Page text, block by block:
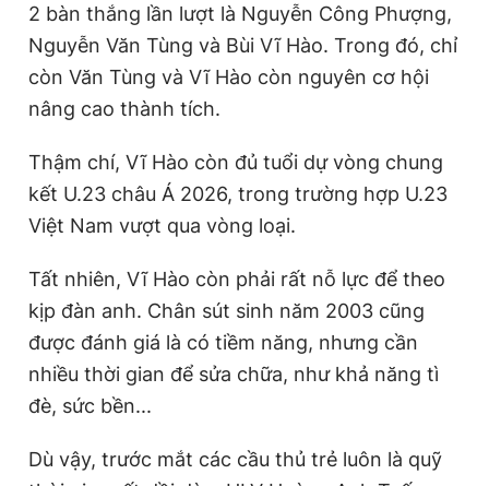
2 bàn thắng lần lượt là Nguyễn Công Phượng,
Nguyễn Văn Tùng và Bùi Vĩ Hào. Trong đó, chỉ
còn Văn Tùng và Vĩ Hào còn nguyên cơ hội
nâng cao thành tích.
Thậm chí, Vĩ Hào còn đủ tuổi dự vòng chung
kết U.23 châu Á 2026, trong trường hợp U.23
Việt Nam vượt qua vòng loại.
Tất nhiên, Vĩ Hào còn phải rất nỗ lực để theo
kịp đàn anh. Chân sút sinh năm 2003 cũng
được đánh giá là có tiềm năng, nhưng cần
nhiều thời gian để sửa chữa, như khả năng tì
đè, sức bền...
Dù vậy, trước mắt các cầu thủ trẻ luôn là quỹ